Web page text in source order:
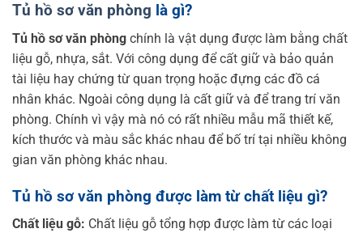
Tủ hồ sơ văn phòng là gì?
Tủ hồ sơ văn phòng chính là vật dụng được làm bằng chất
liệu gỗ, nhựa, sắt. Với công dụng để cất giữ và bảo quản
tài liệu hay chứng từ quan trọng hoặc đựng các đồ cá
nhân khác. Ngoài công dụng là cất giữ và để trang trí văn
phòng. Chính vì vậy mà nó có rất nhiều mẫu mã thiết kế,
kích thước và màu sắc khác nhau để bố trí tại nhiều không
gian văn phòng khác nhau.
Tủ hồ sơ văn phòng được làm từ chất liệu gì?
Chất liệu gỗ: Chất liệu gỗ tổng hợp được làm từ các loại